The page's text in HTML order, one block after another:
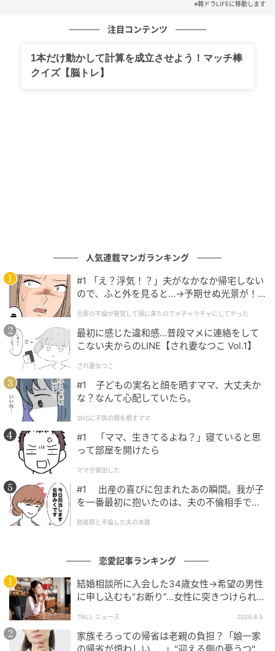
（写真＝Disney+）
その活躍によってムドクは麻浦の渡し場を支配する存
在となり、シユルは仲間を救っただけでなく、「逃げ
ないと約束したじゃないか」「俺たちだけで生きてみ
よう」と誓い、仲間への熱い友情と絆を示した。
トッケから麻浦の渡し場の支配権を受け継ぎ、新たな
※韓ドラLIFEに移動します
注目コンテンツ
1本だけ動かして計算を成立させよう！マッチ棒
クイズ【脳トレ】
人気連載マンガランキング
#1 「え？浮気！？」夫がなかなか帰宅しない
ので、ふと外を見ると…→予期せぬ光景が！
クチャにしてやった
旦那の不倫が発覚して頭に来たのでメチャクチャにしてやった
最初に感じた違和感…普段マメに連絡をして
こない夫からのLINE【され妻なつこ Vol.1】
され妻なつこ
#1 子どもの実名と顔を晒すママ、大丈夫か
な？なんて心配していたら。
SNSに子供の顔を晒すママ
#1 「ママ、生きてるよね？」寝ていると思
って部屋を開けたら
ママが家出した
#1 出産の喜びに包まれたあの瞬間。我が子
を一番最初に抱いたのは、夫の不倫相手でし
助産師と不倫した夫の末路
恋愛記事ランキング
結婚相談所に入会した34歳女性→希望の男性
に申し込むも“お断り”…女性に突きつけられた
TRILL ニュース 2026.8.5
家族そろっての帰省は老親の負担？「娘一家